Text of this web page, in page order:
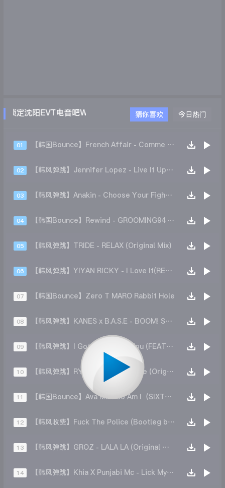
锁定沈阳EVT电音吧WWW.EVTDJ.COM
猜你喜欢 今日热门
01 【韩国Bounce】French Affair - Comme ci Comma ca (M.kay Rework)
02 【韩风弹跳】Jennifer Lopez - Live It Up(Yiyan REMIX)
03 【韩风弹跳】Anakin - Choose Your Fighter (Remix)
04 【韩国Bounce】Rewind - GROOMING94 (Original Mix)
05 【韩风弹跳】TRIDE - RELAX (Original Mix)
06 【韩风弹跳】YIYAN RICKY - I Love It(REMIX)
07 【韩国Bounce】Zero T MARO Rabbit Hole
08 【韩风弹跳】KANES x B.A.S.E - BOOM! Shake Drop (REMIX)
09 【韩风弹跳】I Got My Eye On You (FEATHER Remix)
10 【韩风弹跳】RYOTA - Neo Bounce (Original Mix)
11 【韩国Bounce】Ava Max-So Am I（SIXTHEMA ATMOX remix）
12 【韩风收费】Fuck The Police (Bootleg by FoXHaN)
13 【韩风弹跳】GROZ - LALA LA (Original Mix)
14 【韩风弹跳】Khia X Punjabi Mc - Lick My Neck and Back (NOX)